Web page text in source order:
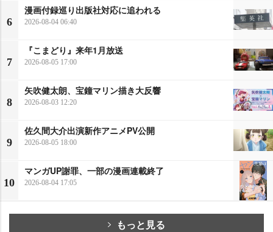
6
漫画付録巡り出版社対応に追われる
2026-08-04 06:40
7
『こまどり』来年1月放送
2026-08-05 17:00
8
矢吹健太朗、宝鐘マリン描き大反響
2026-08-03 12:20
9
佐久間大介出演新作アニメPV公開
2026-08-05 18:00
10
マンガUP謝罪、一部の漫画連載終了
2026-08-04 17:05
もっと見る